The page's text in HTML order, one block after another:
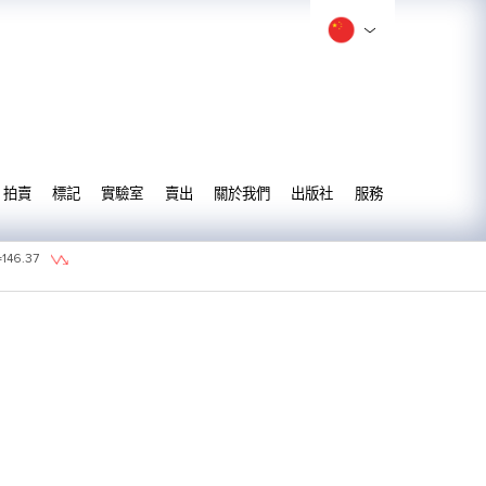
拍賣 標記 實驗室 賣出 關於我們 出版社 服務
146.37